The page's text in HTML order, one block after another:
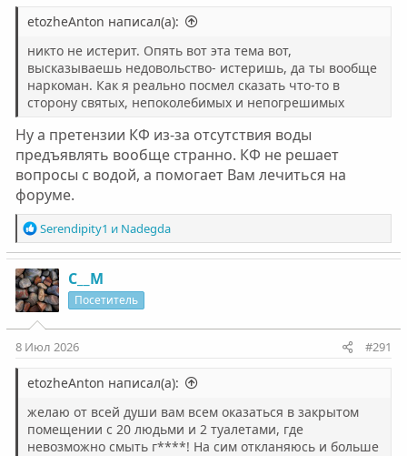
etozheAnton написал(а):
никто не истерит. Опять вот эта тема вот,
высказываешь недовольство- истеришь, да ты вообще
наркоман. Как я реально посмел сказать что-то в
сторону святых, непоколебимых и непогрешимых
Ну а претензии КФ из-за отсутствия воды
предъявлять вообще странно. КФ не решает
вопросы с водой, а помогает Вам лечиться на
форуме.
Р
е
а
к
ц
и
и
:
Serendipity1 и Nadegda
С__М
Посетитель
8 Июл 2026 #291
etozheAnton написал(а):
желаю от всей души вам всем оказаться в закрытом
помещении с 20 людьми и 2 туалетами, где
невозможно смыть г****! На сим откланяюсь и больше